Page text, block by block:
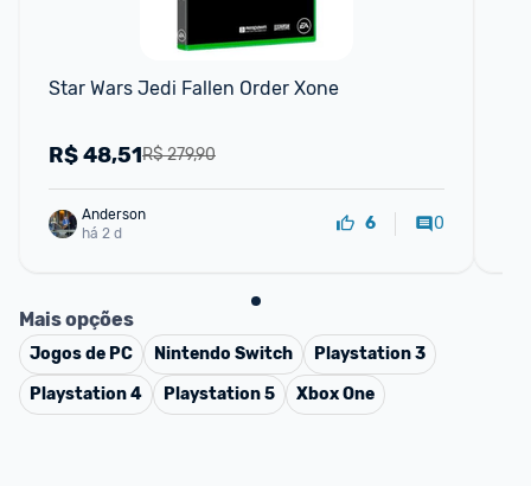
Star Wars Jedi Fallen Order Xone
R$ 279,90
R$48,51
Anderson
há 2 d
6 0
Mais opções
Jogos de PC Nintendo Switch
Playstation 3
Playstation 4
Playstation 5 Xbox One